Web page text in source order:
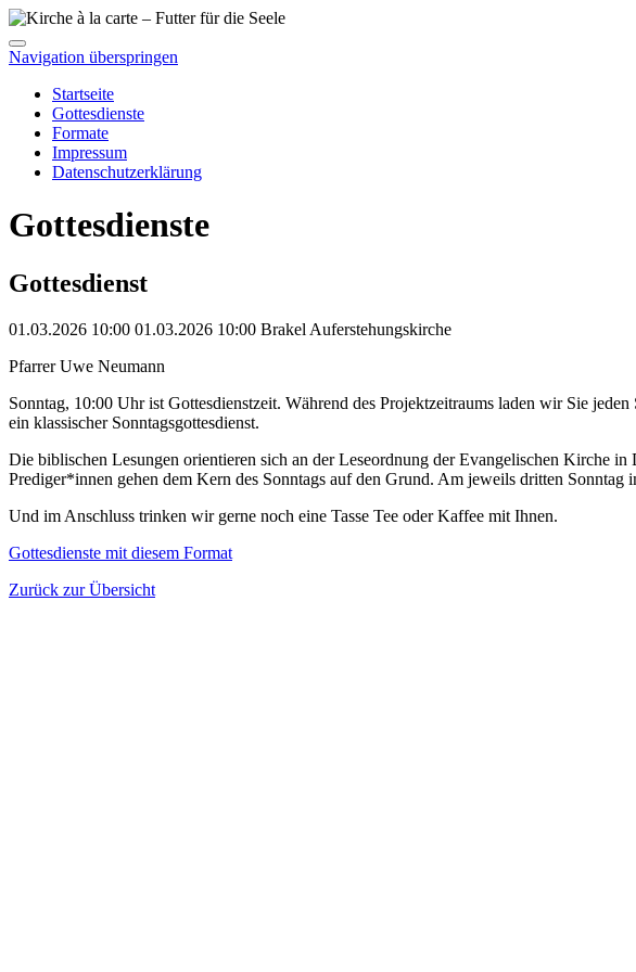
Navigation überspringen
Startseite
Gottesdienste
Formate
Impressum
Datenschutzerklärung
Gottesdienste
Gottesdienst
01.03.2026 10:00 01.03.2026 10:00 Brakel Auferstehungskirche
Pfarrer Uwe Neumann
Sonntag, 10:00 Uhr ist Gottesdienstzeit. Während des Projektzeitraums laden wir Sie
ein klassischer Sonntagsgottesdienst.
Die biblischen Lesungen orientieren sich an der Leseordnung der Evangelischen Kirche
Prediger*innen gehen dem Kern des Sonntags auf den Grund. Am jeweils dritten
Und im Anschluss trinken wir gerne noch eine Tasse Tee oder Kaffee mit Ihnen.
Gottesdienste mit diesem Format
Zurück zur Übersicht